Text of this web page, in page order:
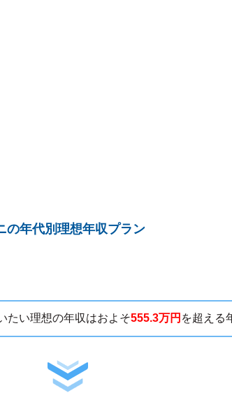
の年代別理想年収プラン
たい理想の年収はおよそ555.3万円 を超える